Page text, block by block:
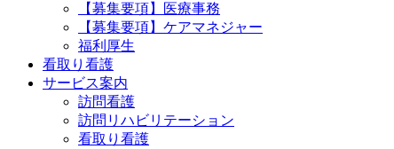
【募集要項】医療事務
【募集要項】ケアマネジャー
福利厚生
看取り看護
サービス案内
訪問看護
訪問リハビリテーション
看取り看護